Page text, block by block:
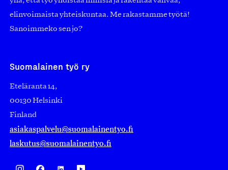
elinvoimaista yhteiskuntaa. Me rakastamme työtä!
Sanoimmeko sen jo?
Suomalainen työ ry
Eteläranta 14,
00130 Helsinki
Finland
asiakaspalvelu@suomalainentyo.fi
laskutus@suomalainentyo.fi